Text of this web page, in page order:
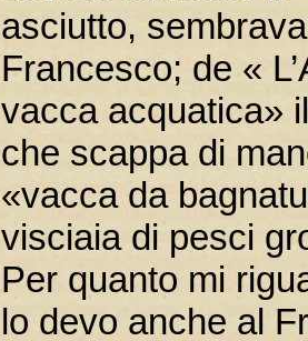
asciutto,
Francesco; de «
vacca acquatica»
che scappa di
«vacca da
visciaia di pesci
Per quanto mi
lo devo anche al